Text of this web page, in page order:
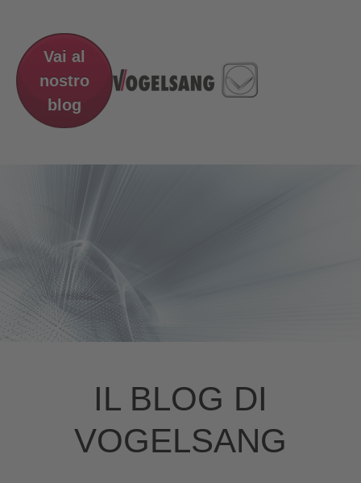
Vai al
nostro
blog
IL BLOG DI
VOGELSANG